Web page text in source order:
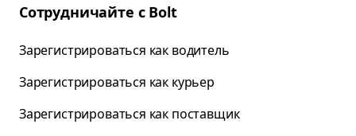
Сотрудничайте с Bolt
Зарегистрироваться как водитель
Зарегистрироваться как курьер
Зарегистрироваться как поставщик